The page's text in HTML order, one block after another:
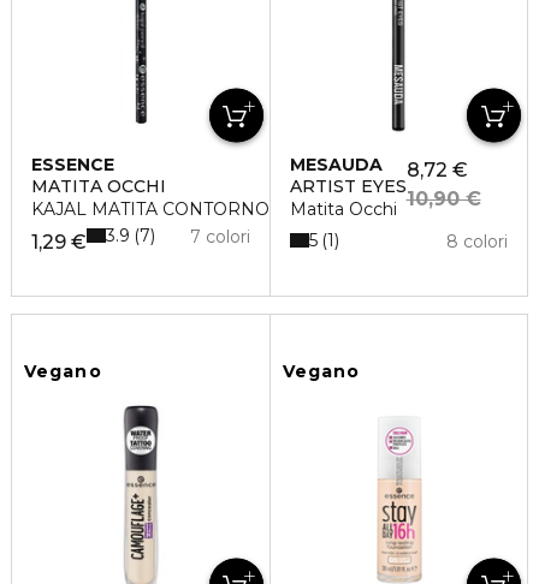
ESSENCE
MATITA OCCHI
KAJAL MATITA CONTORNO OCCHI
1,29 € 7 colori
3.9 7
MESAUDA
ARTIST EYES
Matita Occhi
8,72 €
10,90 €
8 colori
5 1
Vegano Vegano